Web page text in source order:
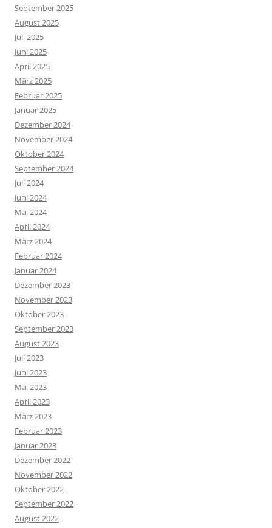
September 2025
August 2025
Juli 2025
Juni 2025
April 2025
März 2025
Februar 2025
Januar 2025
Dezember 2024
November 2024
Oktober 2024
September 2024
Juli 2024
Juni 2024
Mai 2024
April 2024
März 2024
Februar 2024
Januar 2024
Dezember 2023
November 2023
Oktober 2023
September 2023
August 2023
Juli 2023
Juni 2023
Mai 2023
April 2023
März 2023
Februar 2023
Januar 2023
Dezember 2022
November 2022
Oktober 2022
September 2022
August 2022